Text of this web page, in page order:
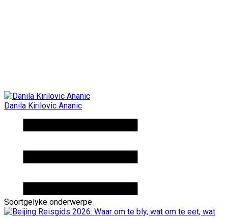
Danila Kirilovic Ananic
Soortgelyke onderwerpe